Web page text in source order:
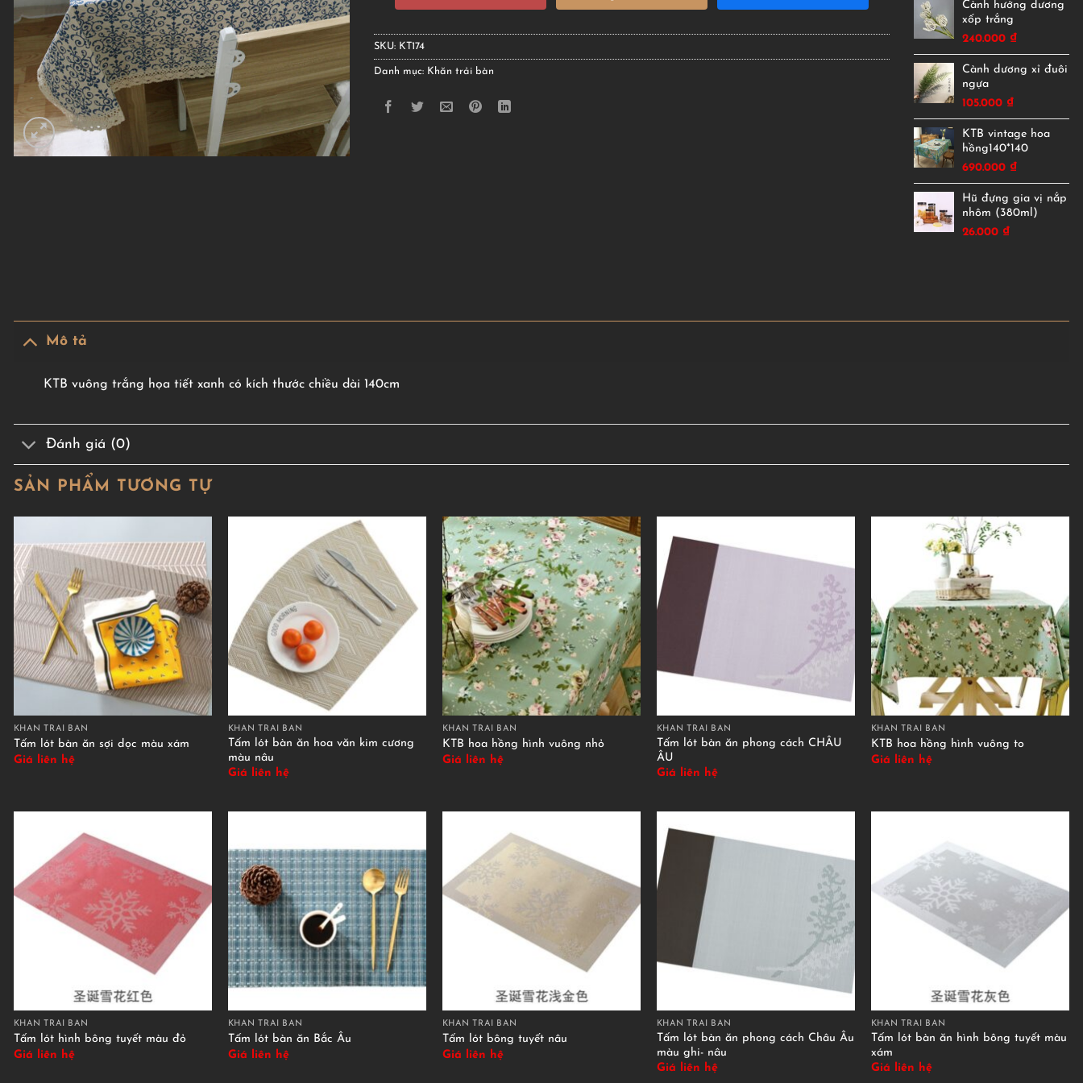
SKU: KT174
Danh mục: Khăn trải bàn
Cành hướng dương
xốp trắng
240.000 ₫
Cành dương xỉ đuôi
ngựa
105.000 ₫
KTB vintage hoa
hồng140*140
690.000 ₫
Hũ đựng gia vị nắp
nhôm (380ml)
26.000 ₫
Mô tả
KTB vuông trắng họa tiết xanh có kích thước chiều dài 140cm
Đánh giá (0)
SẢN PHẨM TƯƠNG TỰ
KHĂN TRẢI BÀN
Tấm lót bàn ăn sợi dọc màu xám
Giá liên hệ
KHĂN TRẢI BÀN
Tấm lót bàn ăn hoa văn kim cương
màu nâu
Giá liên hệ
KHĂN TRẢI BÀN
KTB hoa hồng hình vuông nhỏ
Giá liên hệ
KHĂN TRẢI BÀN
Tấm lót bàn ăn phong cách CHÂU
ÂU
Giá liên hệ
KHĂN TRẢI BÀN
KTB hoa hồng hình vuông to
Giá liên hệ
KHĂN TRẢI BÀN
Tấm lót hình bông tuyết màu đỏ
Giá liên hệ
KHĂN TRẢI BÀN
Tấm lót bàn ăn Bắc Âu
Giá liên hệ
KHĂN TRẢI BÀN
Tấm lót bông tuyết nâu
Giá liên hệ
KHĂN TRẢI BÀN
Tấm lót bàn ăn phong cách Châu Âu
màu ghi- nâu
Giá liên hệ
KHĂN TRẢI BÀN
Tấm lót bàn ăn hình bông tuyết màu
xám
Giá liên hệ